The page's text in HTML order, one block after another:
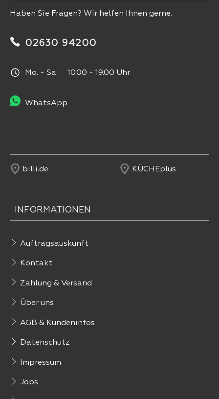
Haben Sie Fragen? Wir helfen Ihnen gerne.
02630 94200
Mo. - Sa. 10.00 - 19.00 Uhr
WhatsApp
billi.de KÜCHEplus
INFORMATIONEN
Auftragsauskunft
Kontakt
Zahlung & Versand
Über uns
AGB & Kundeninfos
Datenschutz
Impressum
Jobs